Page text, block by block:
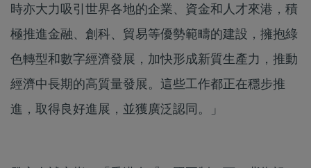
時亦大力吸引世界各地的企業、資金和人才來港，積
極推進金融、創科、貿易等優勢範疇的建設，擁抱綠
色轉型和數字經濟發展，加快形成新質生產力，推動
經濟中長期的高質量發展。這些工作都正在穩步推
進，取得良好進展，並獲廣泛認同。」